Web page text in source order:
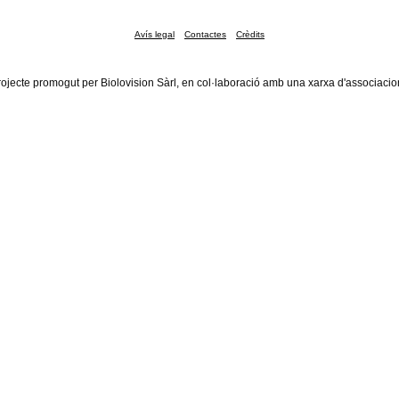
Avís legal Contactes Crèdits
promogut per Biolovision Sàrl, en col·laboració amb una xarxa